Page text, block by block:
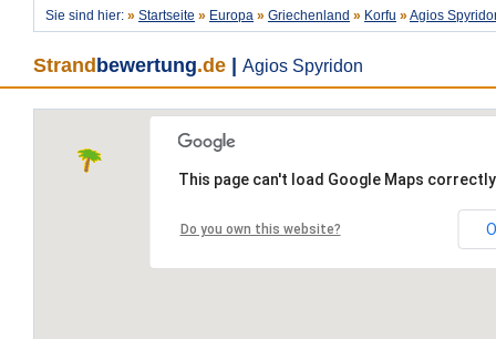
Sie sind hier: » Startseite » Europa » Griechenland » Korfu » Agios
Strand bewertung.de Agios Spyridon
This page can't load Google Maps
Do you own this website?